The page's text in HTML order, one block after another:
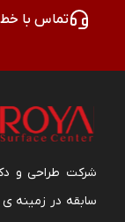
تماس با خط
شرکت طراحی و
سابقه در زمینه